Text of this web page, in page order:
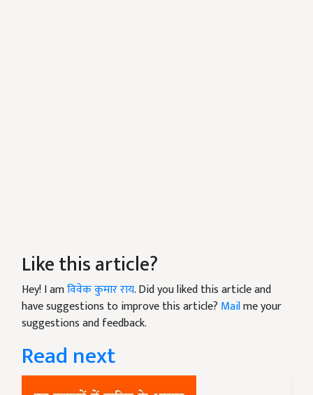
Like this article?
Hey! I amविवेक कुमार राय. Did you liked this article and
have suggestions to improve this article? Mailme your
suggestions and feedback.
Read next